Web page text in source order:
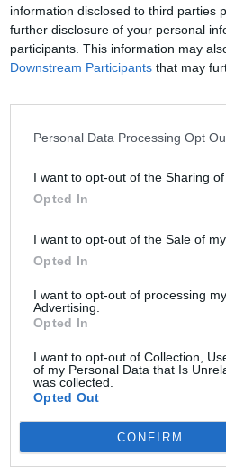
information disclosed to third parties
further disclosure of your personal
participants. This information may
Downstream Participants that may
Personal Data Processing Opt
I want to opt-out of the Sharing
Opted In
I want to opt-out of the Sale of
Opted In
I want to opt-out of processing
Advertising.
Opted In
I want to opt-out of Collection,
of my Personal Data that Is
was collected.
Opted Out
CONFIRM